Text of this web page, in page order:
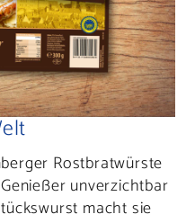
Rostbratwürste
unverzichtbar
macht sie